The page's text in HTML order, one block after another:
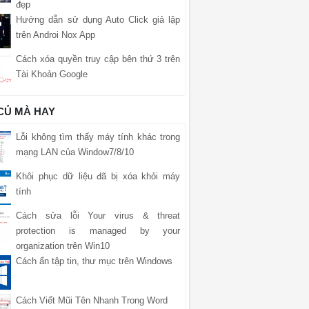
đẹp
Hướng dẫn sử dụng Auto Click giả lập
trên Androi Nox App
Cách xóa quyền truy cập bên thứ 3 trên
Tài Khoản Google
MÀ HAY
Lỗi không tìm thấy máy tính khác trong
mạng LAN của Window7/8/10
Khôi phục dữ liệu đã bị xóa khỏi máy
tính
Cách sửa lỗi Your virus & threat
protection is managed by your
organization trên Win10
Cách ẩn tập tin, thư mục trên Windows
Cách Viết Mũi Tên Nhanh Trong Word